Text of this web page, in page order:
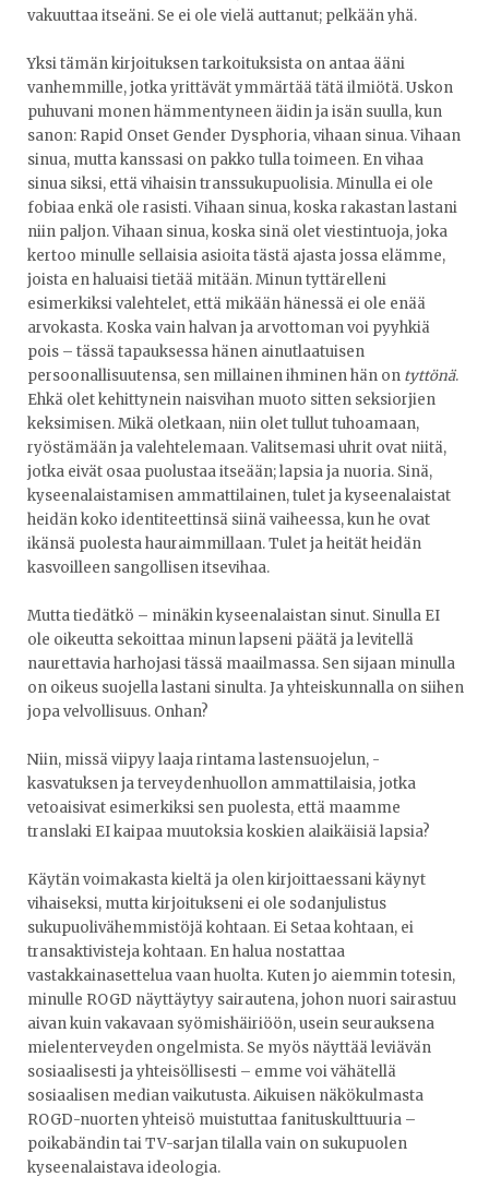
vakuuttaa itseäni. Se ei ole vielä auttanut; pelkään yhä.
Yksi tämän kirjoituksen tarkoituksista on antaa ääni
vanhemmille, jotka yrittävät ymmärtää tätä ilmiötä. Uskon
puhuvani monen hämmentyneen äidin ja isän suulla, kun
sanon: Rapid Onset Gender Dysphoria, vihaan sinua. Vihaan
sinua, mutta kanssasi on pakko tulla toimeen. En vihaa
sinua siksi, että vihaisin transsukupuolisia. Minulla ei ole
fobiaa enkä ole rasisti. Vihaan sinua, koska rakastan lastani
niin paljon. Vihaan sinua, koska sinä olet viestintuoja, joka
kertoo minulle sellaisia asioita tästä ajasta jossa elämme,
joista en haluaisi tietää mitään. Minun tyttärelleni
esimerkiksi valehtelet, että mikään hänessä ei ole enää
arvokasta. Koska vain halvan ja arvottoman voi pyyhkiä
pois – tässä tapauksessa hänen ainutlaatuisen
persoonallisuutensa, sen millainen ihminen hän on tyttönä.
Ehkä olet kehittynein naisvihan muoto sitten seksiorjien
keksimisen. Mikä oletkaan, niin olet tullut tuhoamaan,
ryöstämään ja valehtelemaan. Valitsemasi uhrit ovat niitä,
jotka eivät osaa puolustaa itseään; lapsia ja nuoria. Sinä,
kyseenalaistamisen ammattilainen, tulet ja kyseenalaistat
heidän koko identiteettinsä siinä vaiheessa, kun he ovat
ikänsä puolesta hauraimmillaan. Tulet ja heität heidän
kasvoilleen sangollisen itsevihaa.
Mutta tiedätkö – minäkin kyseenalaistan sinut. Sinulla EI
ole oikeutta sekoittaa minun lapseni päätä ja levitellä
naurettavia harhojasi tässä maailmassa. Sen sijaan minulla
on oikeus suojella lastani sinulta. Ja yhteiskunnalla on siihen
jopa velvollisuus. Onhan?
Niin, missä viipyy laaja rintama lastensuojelun, -
kasvatuksen ja terveydenhuollon ammattilaisia, jotka
vetoaisivat esimerkiksi sen puolesta, että maamme
translaki EI kaipaa muutoksia koskien alaikäisiä lapsia?
Käytän voimakasta kieltä ja olen kirjoittaessani käynyt
vihaiseksi, mutta kirjoitukseni ei ole sodanjulistus
sukupuolivähemmistöjä kohtaan. Ei Setaa kohtaan, ei
transaktivisteja kohtaan. En halua nostattaa
vastakkainasettelua vaan huolta. Kuten jo aiemmin totesin,
minulle ROGD näyttäytyy sairautena, johon nuori sairastuu
aivan kuin vakavaan syömishäiriöön, usein seurauksena
mielenterveyden ongelmista. Se myös näyttää leviävän
sosiaalisesti ja yhteisöllisesti – emme voi vähätellä
sosiaalisen median vaikutusta. Aikuisen näkökulmasta
ROGD-nuorten yhteisö muistuttaa fanituskulttuuria –
poikabändin tai TV-sarjan tilalla vain on sukupuolen
kyseenalaistava ideologia.